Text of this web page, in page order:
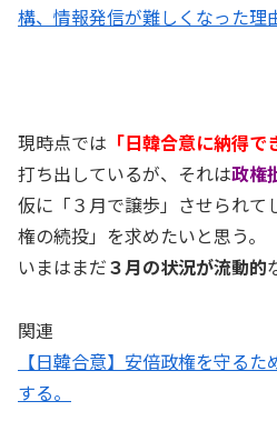
構、情報発信が難しくなった理
現時点では 「日韓合意に納得
打ち出しているが、それは政権
仮に「３月で譲歩」させられて
権の続投」を求めたいと思う。
いまはまだ３月の状況が流動的
関連
【日韓合意】安倍政権を守る
する。